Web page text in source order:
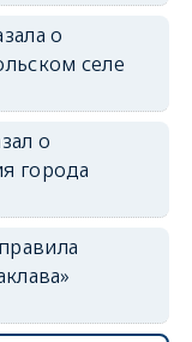
о
селе
о
города